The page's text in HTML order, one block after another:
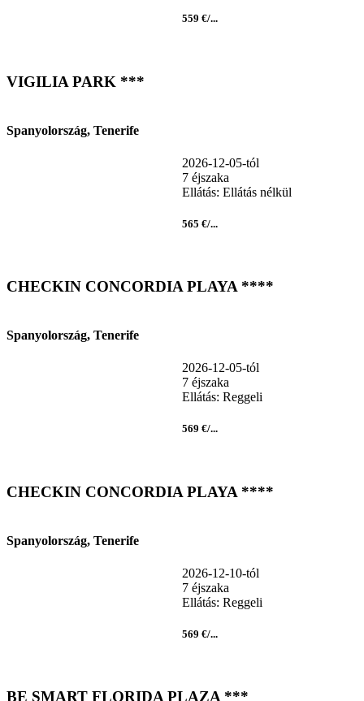
559 €/...
VIGILIA PARK ***
Spanyolország, Tenerife
2026-12-05-tól
7 éjszaka
Ellátás: Ellátás nélkül
565 €/...
CHECKIN CONCORDIA PLAYA ****
Spanyolország, Tenerife
2026-12-05-tól
7 éjszaka
Ellátás: Reggeli
569 €/...
CHECKIN CONCORDIA PLAYA ****
Spanyolország, Tenerife
2026-12-10-tól
7 éjszaka
Ellátás: Reggeli
569 €/...
BE SMART FLORIDA PLAZA ***